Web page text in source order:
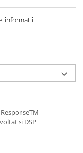
informatii
si DSP